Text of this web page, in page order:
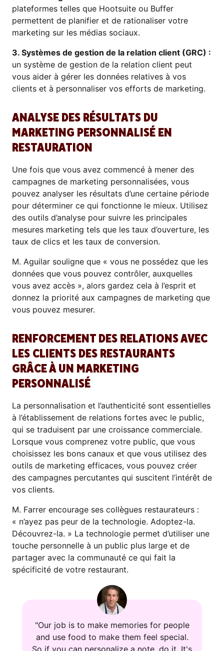
plateformes telles que Hootsuite ou Buffer
permettent de planifier et de rationaliser votre
marketing sur les médias sociaux.
3. Systèmes de gestion de la relation client (GRC) :
un système de gestion de la relation client peut
vous aider à gérer les données relatives à vos
clients et à personnaliser vos efforts de marketing.
ANALYSE DES RÉSULTATS DU
MARKETING PERSONNALISÉ EN
RESTAURATION
Une fois que vous avez commencé à mener des
campagnes de marketing personnalisées, vous
pouvez analyser les résultats d’une certaine période
pour déterminer ce qui fonctionne le mieux. Utilisez
des outils d’analyse pour suivre les principales
mesures marketing tels que les taux d’ouverture, les
taux de clics et les taux de conversion.
M. Aguilar souligne que « vous ne possédez que les
données que vous pouvez contrôler, auxquelles
vous avez accès », alors gardez cela à l’esprit et
donnez la priorité aux campagnes de marketing que
vous pouvez mesurer.
RENFORCEMENT DES RELATIONS AVEC
LES CLIENTS DES RESTAURANTS
GRÂCE À UN MARKETING
PERSONNALISÉ
La personnalisation et l’authenticité sont essentielles
à l’établissement de relations fortes avec le public,
qui se traduisent par une croissance commerciale.
Lorsque vous comprenez votre public, que vous
choisissez les bons canaux et que vous utilisez des
outils de marketing efficaces, vous pouvez créer
des campagnes percutantes qui suscitent l’intérêt de
vos clients.
M. Farrer encourage ses collègues restaurateurs :
« n’ayez pas peur de la technologie. Adoptez-la.
Découvrez-la. » La technologie permet d’utiliser une
touche personnelle à un public plus large et de
partager avec la communauté ce qui fait la
spécificité de votre restaurant.
"Our job is to make memories for people
and use food to make them feel special.